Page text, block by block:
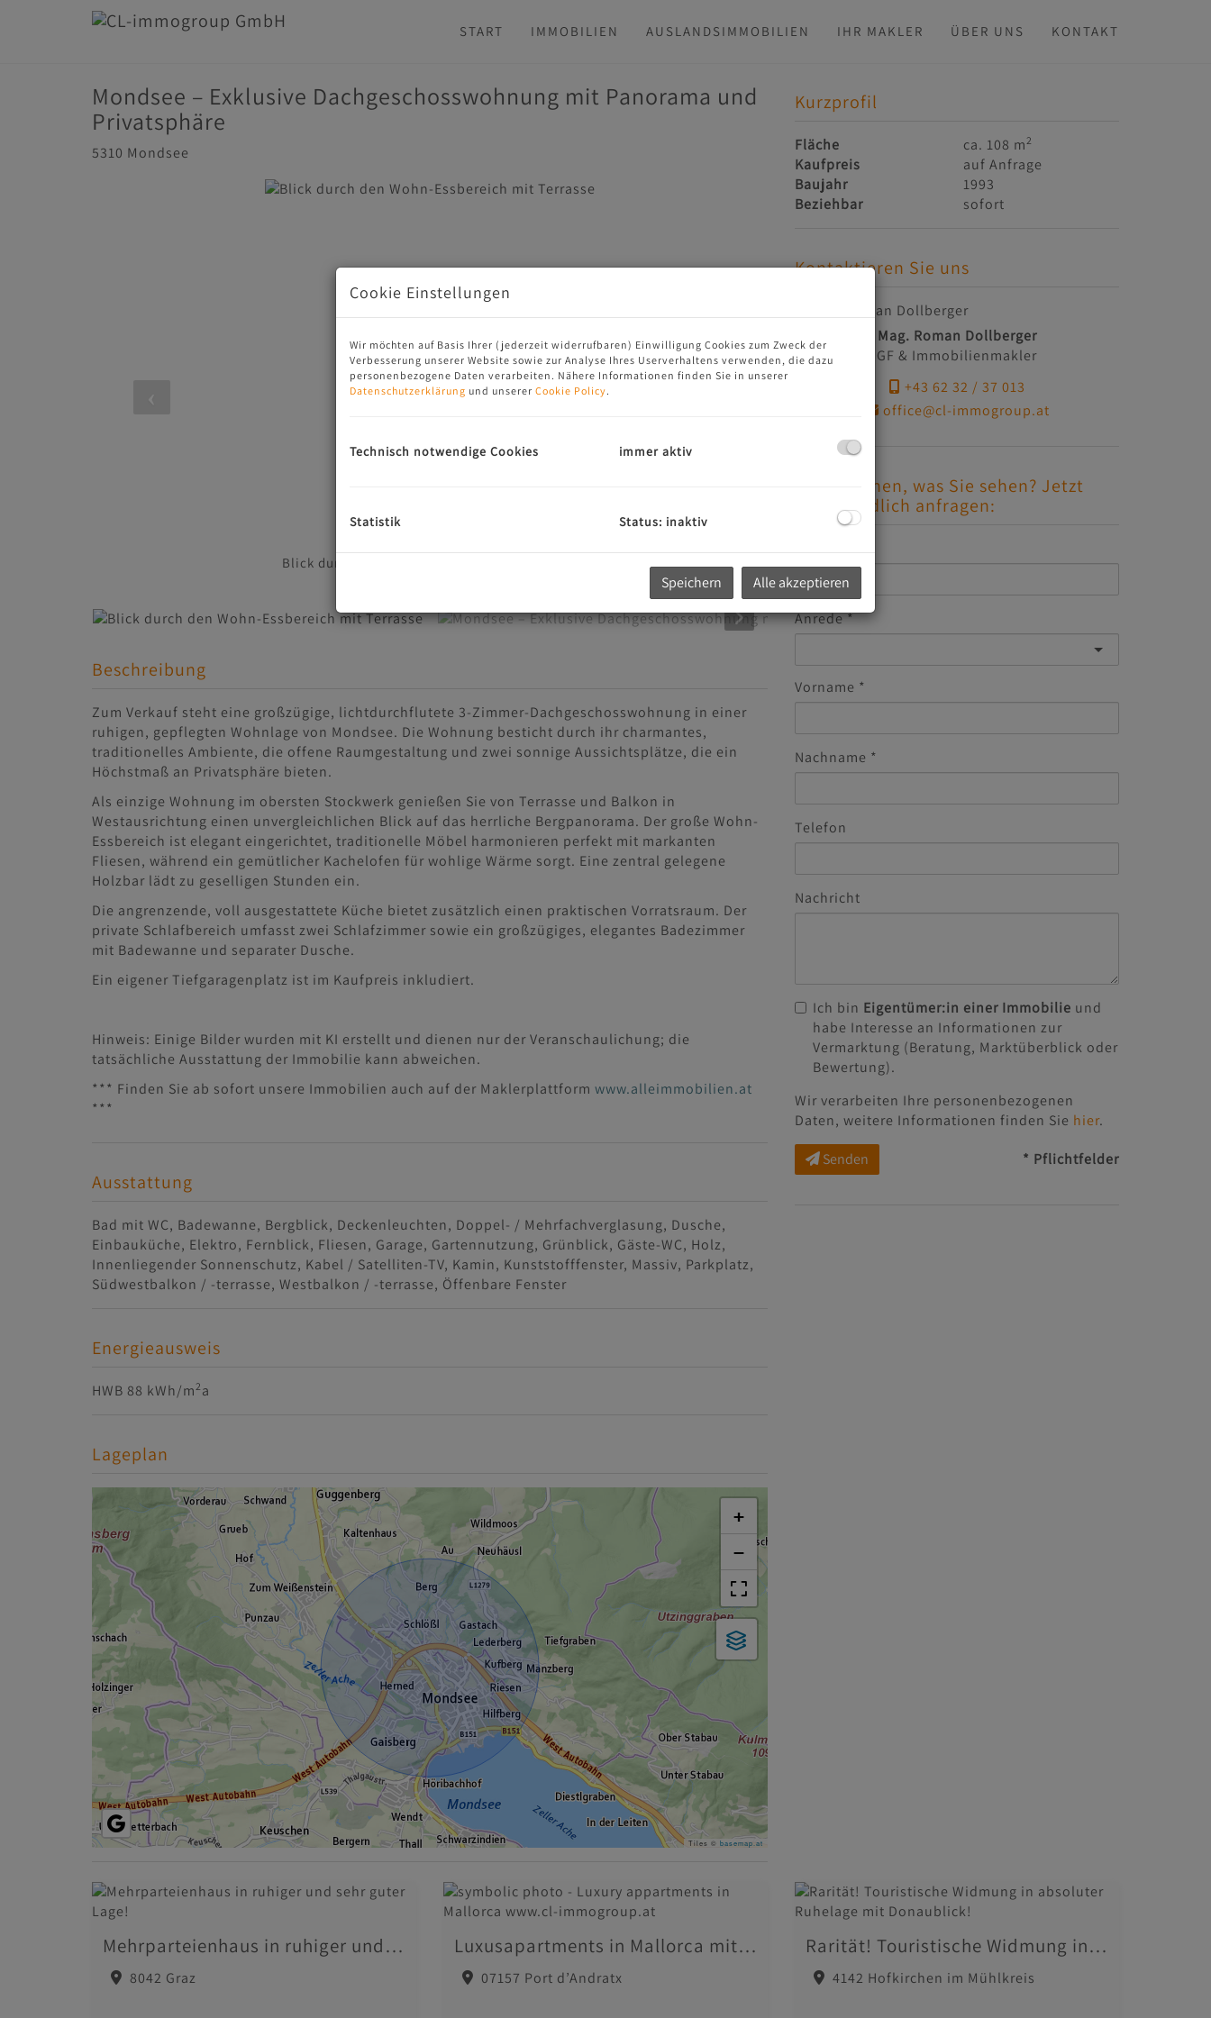
START IMMOBILIEN AUSLANDSIMMOBILIEN IHR MAKLER ÜBER UNS KONTAKT
Mondsee – Exklusive Dachgeschosswohnung mit Panorama und
Privatsphäre
5310 Mondsee
Blick durch den Wohn-Essbereich mit Terrasse
Beschreibung
Zum Verkauf steht eine großzügige, lichtdurchflutete 3-Zimmer-Dachgeschosswohnung in einer
ruhigen, gepflegten Wohnlage von Mondsee. Die Wohnung besticht durch ihr charmantes,
traditionelles Ambiente, die offene Raumgestaltung und zwei sonnige Aussichtsplätze, die ein
Höchstmaß an Privatsphäre bieten.
Als einzige Wohnung im obersten Stockwerk genießen Sie von Terrasse und Balkon in
Westausrichtung einen unvergleichlichen Blick auf das herrliche Bergpanorama. Der große Wohn-
Essbereich ist elegant eingerichtet, traditionelle Möbel harmonieren perfekt mit markanten
Fliesen, während ein gemütlicher Kachelofen für wohlige Wärme sorgt. Eine zentral gelegene
Holzbar lädt zu geselligen Stunden ein.
Die angrenzende, voll ausgestattete Küche bietet zusätzlich einen praktischen Vorratsraum. Der
private Schlafbereich umfasst zwei Schlafzimmer sowie ein großzügiges, elegantes Badezimmer
mit Badewanne und separater Dusche.
Ein eigener Tiefgaragenplatz ist im Kaufpreis inkludiert.
Hinweis: Einige Bilder wurden mit KI erstellt und dienen nur der Veranschaulichung; die
tatsächliche Ausstattung der Immobilie kann abweichen.
*** Finden Sie ab sofort unsere Immobilien auch auf der Maklerplattform www.alleimmobilien.at
***
Ausstattung
Bad mit WC Badewanne Bergblick Deckenleuchten Doppel- / Mehrfachverglasung Dusche
Einbauküche Elektro Fernblick Fliesen Garage Gartennutzung Grünblick Gäste-WC Holz
Innenliegender Sonnenschutz Kabel / Satelliten-TV Kamin Kunststofffenster Massiv Parkplatz
Südwestbalkon / -terrasse Westbalkon / -terrasse Öffenbare Fenster
Energieausweis
HWB 88 kWh/m2 a
Lageplan
+
−
Tiles © basemap.at
Kurzprofil
Fläche ca. 108 m2
Kaufpreis
auf Anfrage
Baujahr
1993
Beziehbar
sofort
Kontaktieren Sie uns
Mag. Roman Dollberger
GF & Immobilienmakler
+43 62 32 / 37 013
office@cl-immogroup.at
Gefällt Ihnen, was Sie sehen? Jetzt
unverbindlich anfragen:
E-Mail
Anrede
Vorname
Nachname
Telefon
Nachricht
Ich bin Eigentümer:in einer Immobilie und
habe Interesse an Informationen zur
Vermarktung (Beratung, Marktüberblick oder
Bewertung).
Wir verarbeiten Ihre personenbezogenen
Daten, weitere Informationen finden Sie hier.
Senden * Pflichtfelder
Mehrparteienhaus in ruhiger und sehr guter Lage!
8042 Graz
Luxusapartments in Mallorca mit Meeresblick
07157 Port d’Andratx
Rarität! Touristische Widmung in absoluter Ruhelage mit Donaublick!
4142 Hofkirchen im Mühlkreis
Cookie Einstellungen
Wir möchten auf Basis Ihrer (jederzeit widerrufbaren) Einwilligung Cookies zum Zweck der
Verbesserung unserer Website sowie zur Analyse Ihres Userverhaltens verwenden, die dazu
personenbezogene Daten verarbeiten. Nähere Informationen finden Sie in unserer
Datenschutzerklärung und unserer Cookie Policy.
Technisch notwendige Cookies immer aktiv
Statistik Status: inaktiv
Speichern Alle akzeptieren